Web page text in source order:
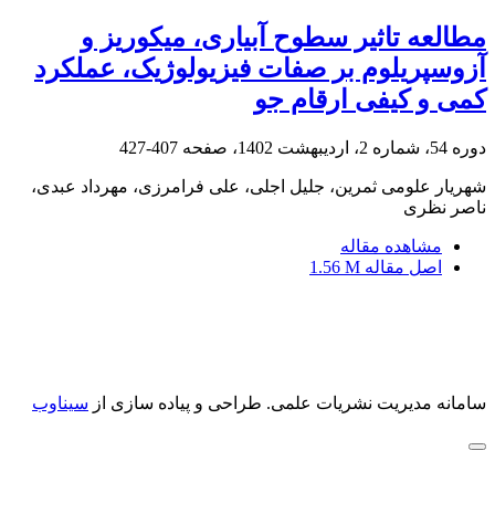
مطالعه تاثیر سطوح آبیاری، میکوریز و
آزوسپریلوم بر صفات فیزیولوژیک، عملکرد
کمی و کیفی ارقام جو
دوره 54، شماره 2، اردیبهشت 1402، صفحه 407-427
شهریار علومی ثمرین، جلیل اجلی، علی فرامرزی، مهرداد عبدی،
ناصر نظری
مشاهده مقاله
اصل مقاله 1.56 M
سامانه مدیریت نشریات علمی. طراحی و پیاده سازی از سیناوب